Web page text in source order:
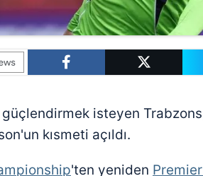
isteyen
kısmeti açıldı.
'ten yeniden